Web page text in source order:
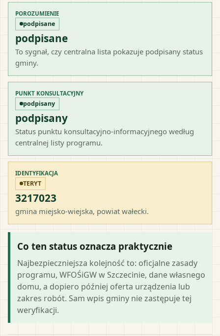
POROZUMIENIE
podpisane
podpisane
To sygnał, czy centralna lista pokazuje podpisany status
gminy.
PUNKT KONSULTACYJNY
podpisany
podpisany
Status punktu konsultacyjno-informacyjnego według
centralnej listy programu.
IDENTYFIKACJA
TERYT
3217023
gmina miejsko-wiejska, powiat wałecki.
Co ten status oznacza praktycznie
Najbezpieczniejsza kolejność to: oficjalne zasady
programu, WFOŚiGW w Szczecinie, dane własnego
domu, a dopiero później oferta urządzenia lub
zakres robót. Sam wpis gminy nie zastępuje tej
weryfikacji.